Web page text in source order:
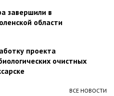
завершили в
области
проекта
очистных
ВСЕ НОВОСТИ